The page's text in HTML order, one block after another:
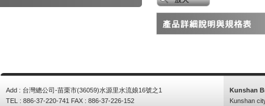
Add : 台灣總公司-苗栗市(36059)水源里水流娘16號之1
TEL : 886-37-220-741 FAX : 886-37-226-152
Kunshan
Kunshan